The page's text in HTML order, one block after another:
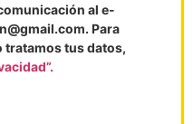
al e-
Para
tratamos tus datos,